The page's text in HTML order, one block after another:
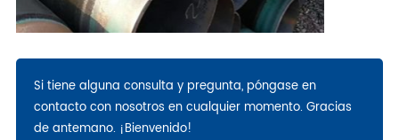
Si tiene alguna consulta y pregunta, póngase en
contacto con nosotros en cualquier momento. Gracias
de antemano. ¡Bienvenido!